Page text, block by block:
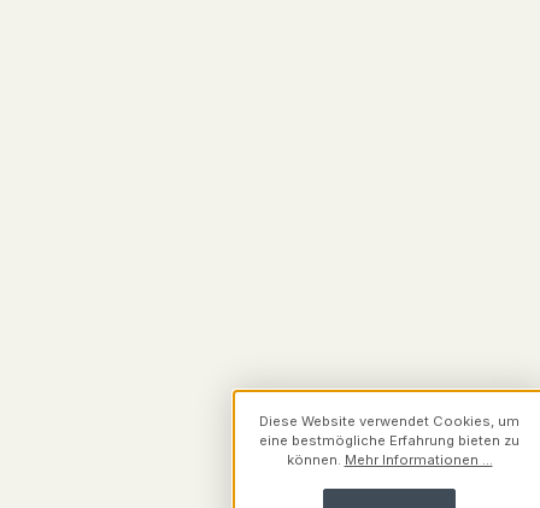
Diese Website verwendet Cookies, um
eine bestmögliche Erfahrung bieten zu
können. Mehr Informationen ...